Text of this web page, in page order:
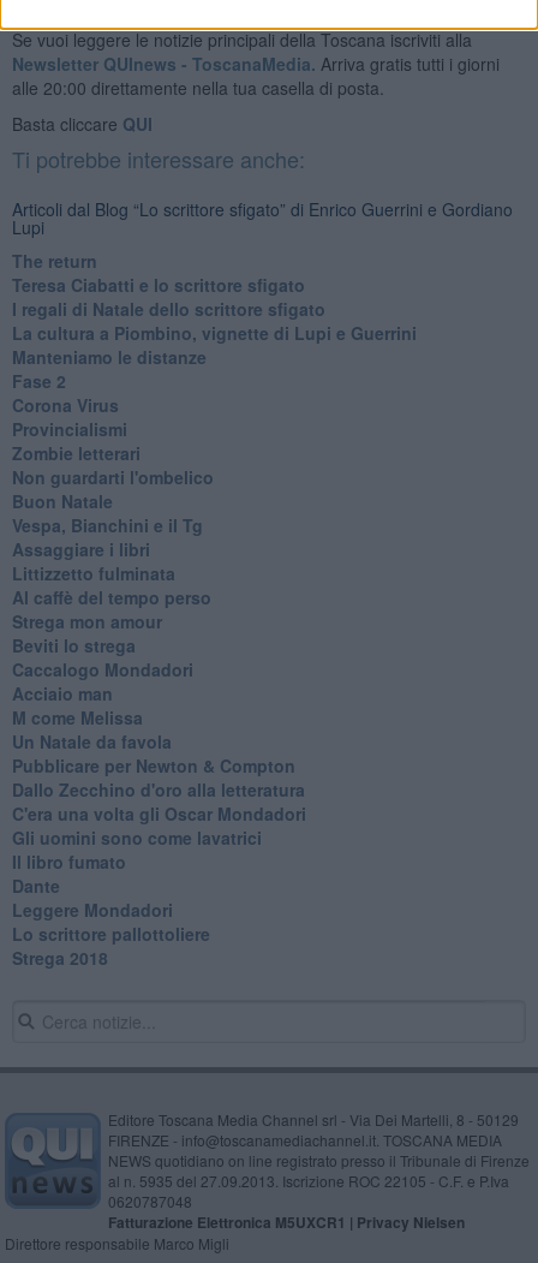
Se vuoi leggere le notizie principali della Toscana iscriviti alla
Newsletter QUInews - ToscanaMedia. Arriva gratis tutti i giorni
alle 20:00 direttamente nella tua casella di posta.
Basta cliccare QUI
Ti potrebbe interessare anche:
Articoli dal Blog “Lo scrittore sfigato” di Enrico Guerrini e Gordiano
Lupi
The return
Teresa Ciabatti e lo scrittore sfigato
I regali di Natale dello scrittore sfigato
La cultura a Piombino, vignette di Lupi e Guerrini
Manteniamo le distanze
Fase 2
Corona Virus
Provincialismi
Zombie letterari
Non guardarti l'ombelico
Buon Natale
Vespa, Bianchini e il Tg
Assaggiare i libri
Littizzetto fulminata
Al caffè del tempo perso
Strega mon amour
Beviti lo strega
Caccalogo Mondadori
Acciaio man
M come Melissa
Un Natale da favola
Pubblicare per Newton & Compton
Dallo Zecchino d'oro alla letteratura
C'era una volta gli Oscar Mondadori
Gli uomini sono come lavatrici
Il libro fumato
Dante
Leggere Mondadori
Lo scrittore pallottoliere
Strega 2018
Editore Toscana Media Channel srl - Via Dei Martelli, 8 - 50129
FIRENZE - info@toscanamediachannel.it. TOSCANA MEDIA
NEWS quotidiano on line registrato presso il Tribunale di Firenze
al n. 5935 del 27.09.2013. Iscrizione ROC 22105 - C.F. e P.Iva
0620787048
Fatturazione Elettronica M5UXCR1 | Privacy Nielsen
Direttore responsabile Marco Migli